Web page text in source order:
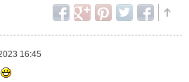
16:45